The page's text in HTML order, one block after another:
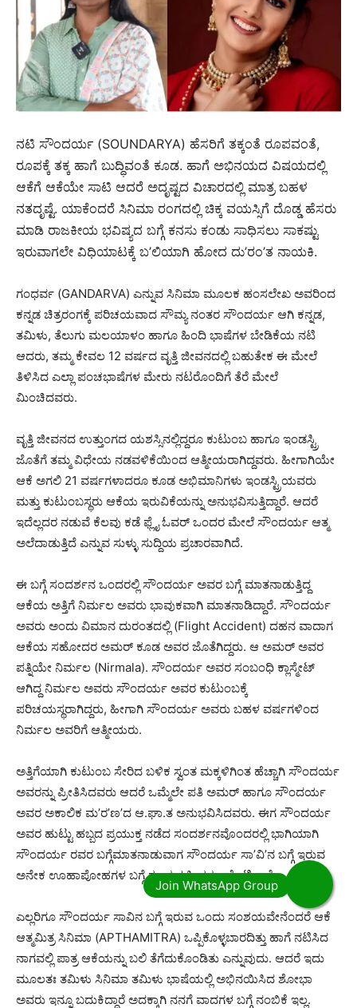
ನಟಿ ಸೌಂದರ್ಯ (SOUNDARYA) ಹೆಸರಿಗೆ ತಕ್ಕಂತೆ ರೂಪವಂತೆ,
ರೂಪಕ್ಕೆ ತಕ್ಕ ಹಾಗೆ ಬುದ್ಧಿವಂತೆ ಕೂಡ. ಹಾಗೆ ಅಭಿನಯದ ವಿಷಯದಲ್ಲಿ
ಆಕೆಗೆ ಆಕೆಯೇ ಸಾಟಿ ಆದರೆ ಅದೃಷ್ಟದ ವಿಚಾರದಲ್ಲಿ ಮಾತ್ರ ಬಹಳ
ನತದೃಷ್ಟೆ. ಯಾಕೆಂದರೆ ಸಿನಿಮಾ ರಂಗದಲ್ಲಿ ಚಿಕ್ಕ ವಯಸ್ಸಿಗೆ ದೊಡ್ಡ ಹೆಸರು
ಮಾಡಿ ರಾಜಕೀಯ ಭವಿಷ್ಯದ ಬಗ್ಗೆ ಕನಸು ಕಂಡು ಸಾಧಿಸಲು ಸಾಕಷ್ಟು
ಇರುವಾಗಲೇ ವಿಧಿಯಾಟಕ್ಕೆ ಬ’ಲಿಯಾಗಿ ಹೋದ ದು’ರಂ’ತ ನಾಯಕಿ.
ಗಂಧರ್ವ (GANDARVA) ಎನ್ನುವ ಸಿನಿಮಾ ಮೂಲಕ ಹಂಸಲೇಖ ಅವರಿಂದ
ಕನ್ನಡ ಚಿತ್ರರಂಗಕ್ಕೆ ಪರಿಚಯವಾದ ಸೌಮ್ಯ ನಂತರ ಸೌಂದರ್ಯ ಆಗಿ ಕನ್ನಡ,
ತಮಿಳು, ತೆಲುಗು ಮಲಯಾಳಂ ಹಾಗೂ ಹಿಂದಿ ಭಾಷೆಗಳ ಬೇಡಿಕೆಯ ನಟಿ
ಆದರು, ತಮ್ಮ ಕೇವಲ 12 ವರ್ಷದ ವೃತ್ತಿ ಜೀವನದಲ್ಲಿ ಬಹುತೇಕ ಈ ಮೇಲೆ
ತಿಳಿಸಿದ ಎಲ್ಲಾ ಪಂಚಭಾಷೆಗಳ ಮೇರು ನಟರೊಂದಿಗೆ ತೆರೆ ಮೇಲೆ
ಮಿಂಚಿದವರು.
ವೃತ್ತಿ ಜೀವನದ ಉತ್ತುಂಗದ ಯಶಸ್ಸಿನಲ್ಲಿದ್ದರೂ ಕುಟುಂಬ ಹಾಗೂ ಇಂಡಸ್ಟ್ರಿ
ಜೊತೆಗೆ ತಮ್ಮ ವಿಧೇಯ ನಡವಳಿಕೆಯಿಂದ ಆತ್ಮೀಯರಾಗಿದ್ದವರು. ಹೀಗಾಗಿಯೇ
ಆಕೆ ಅಗಲಿ 21 ವರ್ಷಗಳಾದರೂ ಕೂಡ ಅಭಿಮಾನಿಗಳು ಇಂಡಸ್ಟ್ರಿಯವರು
ಮತ್ತು ಕುಟುಂಬಸ್ಥರು ಆಕೆಯ ಇರುವಿಕೆಯನ್ನು ಅನುಭವಿಸುತ್ತಿದ್ದಾರೆ. ಆದರೆ
ಇದೆಲ್ಲದರ ನಡುವೆ ಕೆಲವು ಕಡೆ ಫ್ಲೈ ಓವರ್ ಒಂದರ ಮೇಲೆ ಸೌಂದರ್ಯ ಆತ್ಮ
ಅಲೆದಾಡುತ್ತಿದೆ ಎನ್ನುವ ಸುಳ್ಳು ಸುದ್ದಿಯ ಪ್ರಚಾರವಾಗಿದೆ.
ಈ ಬಗ್ಗೆ ಸಂದರ್ಶನ ಒಂದರಲ್ಲಿ ಸೌಂದರ್ಯ ಅವರ ಬಗ್ಗೆ ಮಾತನಾಡುತ್ತಿದ್ದ
ಆಕೆಯ ಅತ್ತಿಗೆ ನಿರ್ಮಲ ಅವರು ಭಾವುಕವಾಗಿ ಮಾತನಾಡಿದ್ದಾರೆ. ಸೌಂದರ್ಯ
ಅವರು ಅಂದು ವಿಮಾನ ದುರಂತದಲ್ಲಿ (Flight Accident) ದಹನ ವಾದಾಗ
ಆಕೆಯ ಸಹೋದರ ಅಮರ್ ಕೂಡ ಅವರ ಜೊತೆಗಿದ್ದರು. ಆ ಅಮರ್ ಅವರ
ಪತ್ನಿಯೇ ನಿರ್ಮಲ (Nirmala). ಸೌಂದರ್ಯ ಅವರ ಸಂಬಂಧಿ ಕ್ಲಾಸ್ಮೇಟ್
ಆಗಿದ್ದ ನಿರ್ಮಲ ಅವರು ಸೌಂದರ್ಯ ಅವರ ಕುಟುಂಬಕ್ಕೆ
ಪರಿಚಯಸ್ಥರಾಗಿದ್ದರು, ಹೀಗಾಗಿ ಸೌಂದರ್ಯ ಅವರು ಬಹಳ ವರ್ಷಗಳಿಂದ
ನಿರ್ಮಲ ಅವರಿಗೆ ಆತ್ಮೀಯರು.
ಅತ್ತಿಗೆಯಾಗಿ ಕುಟುಂಬ ಸೇರಿದ ಬಳಿಕ ಸ್ವಂತ ಮಕ್ಕಳಿಗಿಂತ ಹೆಚ್ಚಾಗಿ ಸೌಂದರ್ಯ
ಅವರನ್ನು ಪ್ರೀತಿಸಿದವರು ಆದರೆ ಒಮ್ಮೆಲೇ ಪತಿ ಅಮರ್ ಹಾಗೂ ಸೌಂದರ್ಯ
ಅವರ ಅಕಾಲಿಕ ಮ’ರ’ಣ’ದ ಆ.ಘಾ.ತ ಅನುಭವಿಸಿದವರು. ಈಗ ಸೌಂದರ್ಯ
ಅವರ ಹುಟ್ಟು ಹಬ್ಬದ ಪ್ರಯುಕ್ತ ನಡೆದ ಸಂದರ್ಶನವೊಂದರಲ್ಲಿ ಭಾಗಿಯಾಗಿ
ಸೌಂದರ್ಯ ರವರ ಬಗ್ಗೆಮಾತನಾಡುವಾಗ ಸೌಂದರ್ಯ ಸಾ’ವಿ’ನ ಬಗ್ಗೆ ಇರುವ
ಅನೇಕ ಊಹಾಪೋಹಗಳ ಬಗ್ಗೆ ಕೂಡ ಸ್ಪಷ್ಟೀಕರಣ ಕೊಟ್ಟಿದ್ದಾರೆ.
ಎಲ್ಲರಿಗೂ ಸೌಂದರ್ಯ ಸಾವಿನ ಬಗ್ಗೆ ಇರುವ ಒಂದು ಸಂಶಯವೇನೆಂದರೆ ಆಕೆ
ಆತ್ಮಮಿತ್ರ ಸಿನಿಮಾ (APTHAMITRA) ಒಪ್ಪಿಕೊಳ್ಳಬಾರದಿತ್ತು ಹಾಗೆ ನಟಿಸಿದ
ನಾಗವಲ್ಲಿ ಪಾತ್ರ ಆಕೆಯನ್ನು ಬಲಿ ತೆಗೆದುಕೊಂಡಿತು ಎನ್ನುವುದು. ಆದರೆ ಇದು
ಮೂಲತಃ ತಮಿಳು ಸಿನಿಮಾ ತಮಿಳು ಭಾಷೆಯಲ್ಲಿ ಅಭಿನಯಿಸಿದ ಶೋಭಾ
ಅವರು ಇನ್ನೂ ಬದುಕಿದ್ದಾರೆ ಅದಕ್ಕಾಗಿ ನನಗೆ ವಾದಗಳ ಬಗ್ಗೆ ನಂಬಿಕೆ ಇಲ್ಲ.